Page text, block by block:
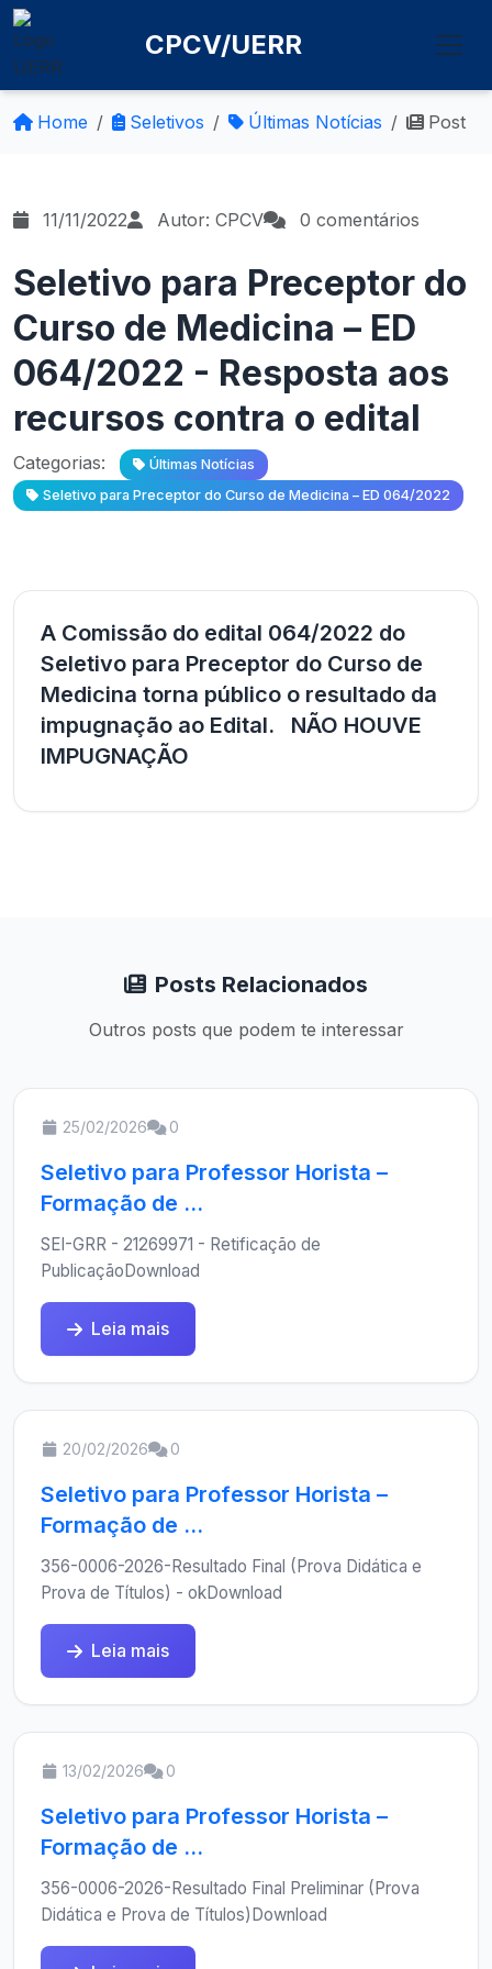
CPCV/UERR
Home Seletivos Últimas Notícias Post
11/11/2022 Autor: CPCV 0 comentários
Seletivo para Preceptor do
Curso de Medicina – ED
064/2022 - Resposta aos
recursos contra o edital
Categorias:
Últimas Notícias
Seletivo para Preceptor do Curso de Medicina – ED 064/2022
A Comissão do edital 064/2022 do
Seletivo para Preceptor do Curso de
Medicina torna público o resultado da
impugnação ao Edital. NÃO HOUVE
IMPUGNAÇÃO
Posts Relacionados
Outros posts que podem te interessar
25/02/2026 0
Seletivo para Professor Horista –
Formação de ...
SEI-GRR - 21269971 - Retificação de
PublicaçãoDownload
Leia mais
20/02/2026 0
Seletivo para Professor Horista –
Formação de ...
356-0006-2026-Resultado Final (Prova Didática e
Prova de Títulos) - okDownload
Leia mais
13/02/2026 0
Seletivo para Professor Horista –
Formação de ...
356-0006-2026-Resultado Final Preliminar (Prova
Didática e Prova de Títulos)Download